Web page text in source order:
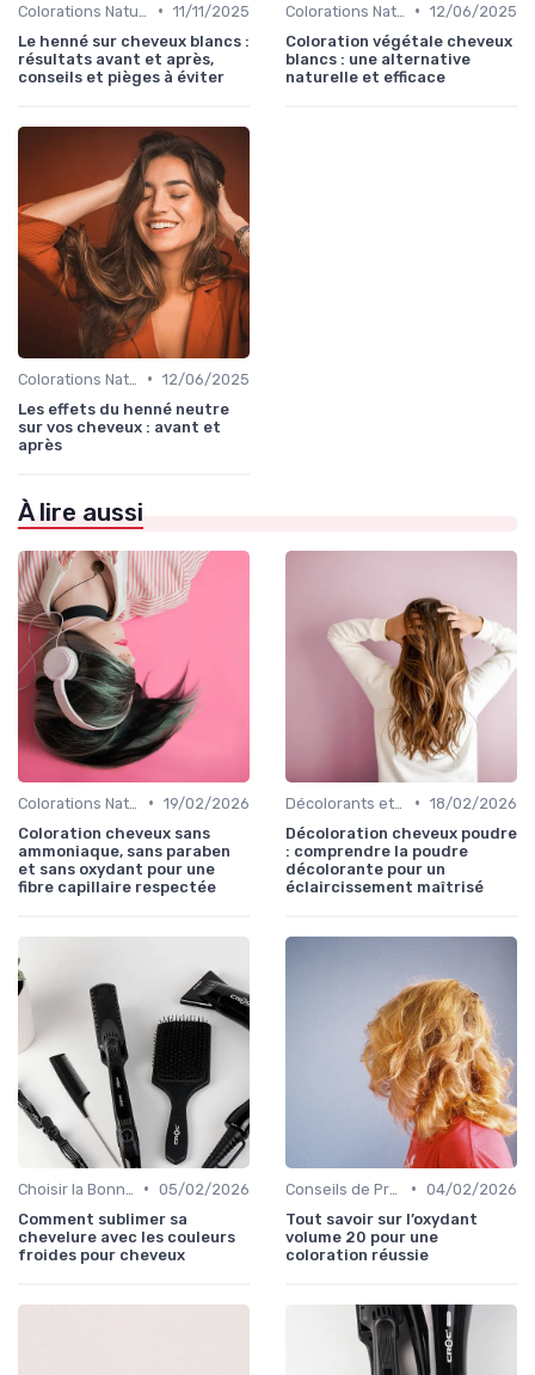
• 11/11/2025
Le henné sur cheveux blancs :
résultats avant et après,
conseils et pièges à éviter
• 12/06/2025
Coloration végétale cheveux
blancs : une alternative
naturelle et efficace
• 12/06/2025
Les effets du henné neutre
sur vos cheveux : avant et
après
À lire aussi
• 19/02/2026
Coloration cheveux sans
ammoniaque, sans paraben
et sans oxydant pour une
fibre capillaire respectée
• 18/02/2026
Décoloration cheveux poudre
: comprendre la poudre
décolorante pour un
éclaircissement maîtrisé
• 05/02/2026
Comment sublimer sa
chevelure avec les couleurs
froides pour cheveux
• 04/02/2026
Tout savoir sur l’oxydant
volume 20 pour une
coloration réussie